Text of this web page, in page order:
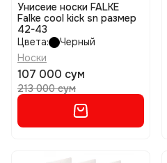
Унисеие носки FALKE
Falke cool kick sn размер
42-43
Цвета:
Черный
Носки
107 000 сум
213 000 сум